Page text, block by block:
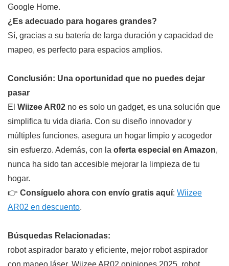
Google Home.
¿Es adecuado para hogares grandes?
Sí, gracias a su batería de larga duración y capacidad de
mapeo, es perfecto para espacios amplios.
Conclusión: Una oportunidad que no puedes dejar
pasar
El Wiizee AR02 no es solo un gadget, es una solución que
simplifica tu vida diaria. Con su diseño innovador y
múltiples funciones, asegura un hogar limpio y acogedor
sin esfuerzo. Además, con la oferta especial en Amazon,
nunca ha sido tan accesible mejorar la limpieza de tu
hogar.
👉 Consíguelo ahora con envío gratis aquí: Wiizee
AR02 en descuento.
Búsquedas Relacionadas:
robot aspirador barato y eficiente, mejor robot aspirador